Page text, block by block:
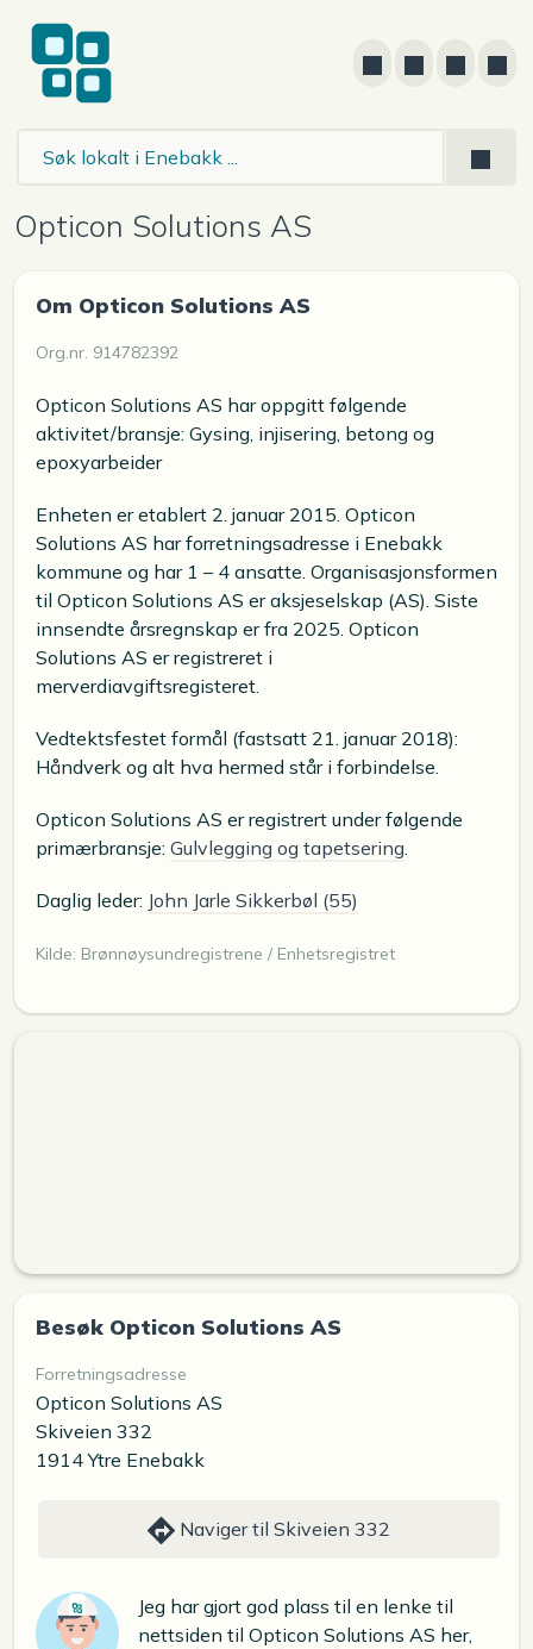
Opticon Solutions AS
Om Opticon Solutions AS
Org.nr. 914782392
Opticon Solutions AS har oppgitt følgende
aktivitet/bransje: Gysing, injisering, betong og
epoxyarbeider
Enheten er etablert 2. januar 2015. Opticon
Solutions AS har forretningsadresse i Enebakk
kommune og har 1 – 4 ansatte. Organisasjonsformen
til Opticon Solutions AS er aksjeselskap (AS). Siste
innsendte årsregnskap er fra 2025. Opticon
Solutions AS er registreret i
merverdiavgiftsregisteret.
Vedtektsfestet formål (fastsatt 21. januar 2018):
Håndverk og alt hva hermed står i forbindelse.
Opticon Solutions AS er registrert under følgende
primærbransje: Gulvlegging og tapetsering
Daglig leder: John Jarle Sikkerbøl (55)
Kilde: Brønnøysundregistrene / Enhetsregistret
Besøk Opticon Solutions AS
Forretningsadresse
Opticon Solutions AS
Skiveien 332
1914 Ytre Enebakk
Naviger til Skiveien 332
Jeg har gjort god plass til en lenke til
nettsiden til Opticon Solutions AS her,